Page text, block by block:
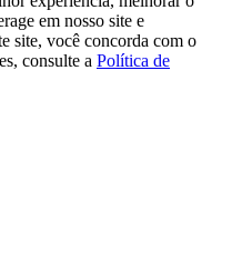
em nosso site e
site, você concorda com o
consulte a Política de